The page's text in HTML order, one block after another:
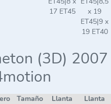
17 ET45
x 19
ET45|9 x
19 ET40
(3D) 2007
Tamaño Llanta Llanta